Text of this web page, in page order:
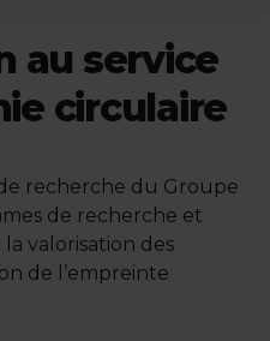
au service
circulaire
recherche du Groupe
de recherche et
valorisation des
de l’empreinte